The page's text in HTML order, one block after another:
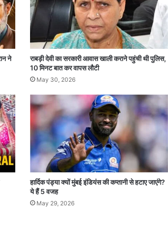
ने
राबड़ी देवी का सरकारी आवास खाली कराने पहुंची थी पुलिस,
10 मिनट बात कर वापस लौटी
May 30, 2026
हार्दिक पंड्या क्यों मुंबई इंडियंस की कप्तानी से हटाए जाएंगे?
ये हैं 5 वजह
May 29, 2026